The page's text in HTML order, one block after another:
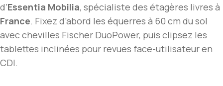
d’Essentia Mobilia, spécialiste des étagères livres à
France. Fixez d’abord les équerres à 60 cm du sol
avec chevilles Fischer DuoPower, puis clipsez les
tablettes inclinées pour revues face-utilisateur en
CDI.